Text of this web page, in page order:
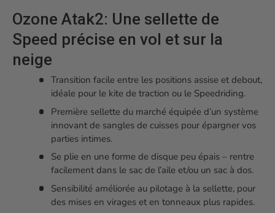
Ozone Atak2: Une sellette de
Speed précise en vol et sur la
neige
Transition facile entre les positions assise et debout,
idéale pour le kite de traction ou le Speedriding.
Première sellette du marché équipée d’un système
innovant de sangles de cuisses pour épargner vos
parties intimes.
Se plie en une forme de disque peu épais – rentre
facilement dans le sac de l’aile et/ou un sac à dos.
Sensibilité améliorée au pilotage à la sellette, pour
des mises en virages et en tonneaux plus rapides.